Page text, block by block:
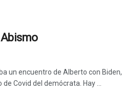
un encuentro de Alberto con Biden,
Covid del demócrata. Hay ...